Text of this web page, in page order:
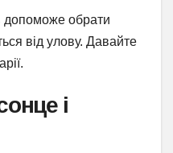
допоможе обрати
від улову. Давайте
і